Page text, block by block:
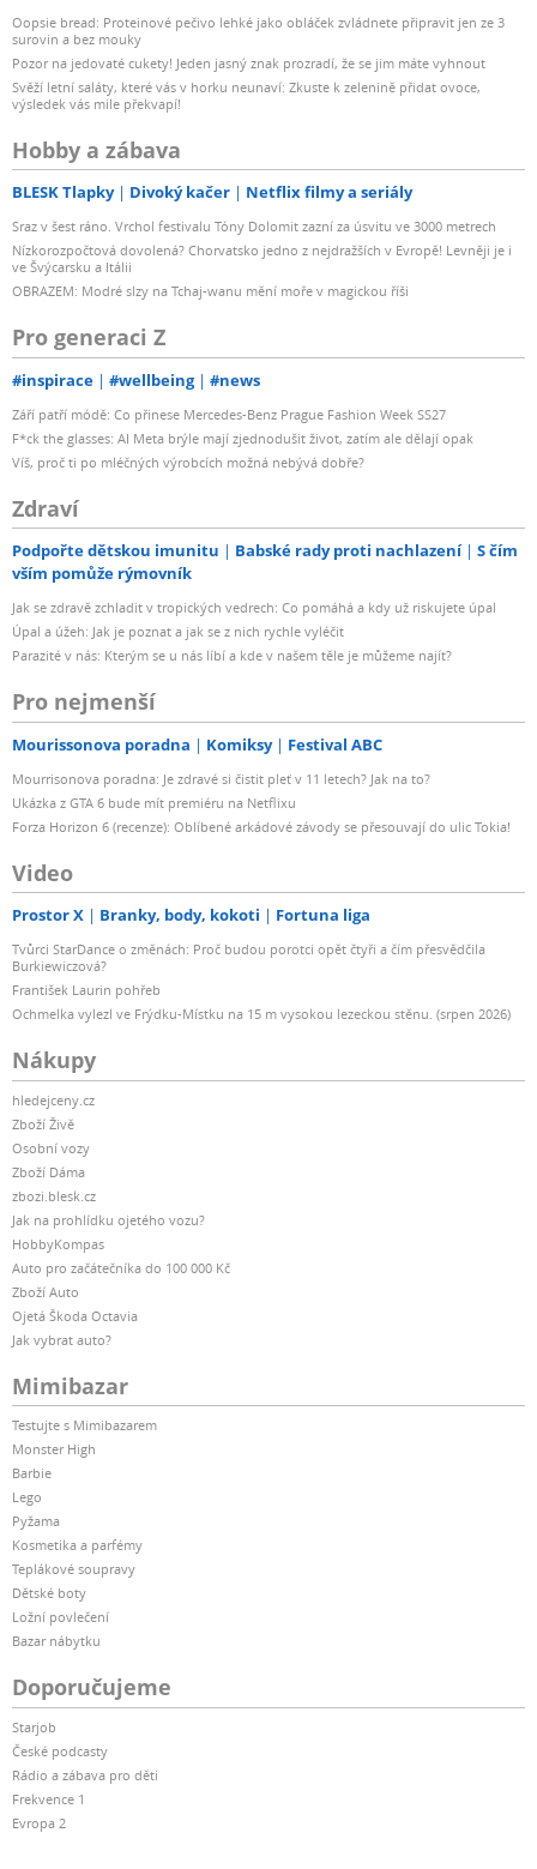
Oopsie bread: Proteinové pečivo lehké jako obláček zvládnete připravit jen ze 3
surovin a bez mouky
Pozor na jedovaté cukety! Jeden jasný znak prozradí, že se jim máte vyhnout
Svěží letní saláty, které vás v horku neunaví: Zkuste k zelenině přidat ovoce,
výsledek vás mile překvapí!
Hobby a zábava
BLESK Tlapky Divoký kačer Netflix filmy a seriály
Sraz v šest ráno. Vrchol festivalu Tóny Dolomit zazní za úsvitu ve 3000 metrech
Nízkorozpočtová dovolená? Chorvatsko jedno z nejdražších v Evropě! Levněji je i
ve Švýcarsku a Itálii
OBRAZEM: Modré slzy na Tchaj-wanu mění moře v magickou říši
Pro generaci Z
#inspirace #wellbeing #news
Září patří módě: Co přinese Mercedes-Benz Prague Fashion Week SS27
F*ck the glasses: AI Meta brýle mají zjednodušit život, zatím ale dělají opak
Víš, proč ti po mléčných výrobcích možná nebývá dobře?
Zdraví
Podpořte dětskou imunitu Babské rady proti nachlazení
S čím
vším pomůže rýmovník
Jak se zdravě zchladit v tropických vedrech: Co pomáhá a kdy už riskujete úpal
Úpal a úžeh: Jak je poznat a jak se z nich rychle vyléčit
Parazité v nás: Kterým se u nás líbí a kde v našem těle je můžeme najít?
Pro nejmenší
Mourissonova poradna Komiksy Festival ABC
Mourrisonova poradna: Je zdravé si čistit pleť v 11 letech? Jak na to?
Ukázka z GTA 6 bude mít premiéru na Netflixu
Forza Horizon 6 (recenze): Oblíbené arkádové závody se přesouvají do ulic Tokia!
Video
Prostor X Branky, body, kokoti Fortuna liga
Tvůrci StarDance o změnách: Proč budou porotci opět čtyři a čím přesvědčila
Burkiewiczová?
František Laurin pohřeb
Ochmelka vylezl ve Frýdku-Místku na 15 m vysokou lezeckou stěnu. (srpen 2026)
Nákupy
hledejceny.cz
Zboží Živě
Osobní vozy
Zboží Dáma
zbozi.blesk.cz
Jak na prohlídku ojetého vozu?
HobbyKompas
Auto pro začátečníka do 100 000 Kč
Zboží Auto
Ojetá Škoda Octavia
Jak vybrat auto?
Mimibazar
Testujte s Mimibazarem
Monster High
Barbie
Lego
Pyžama
Kosmetika a parfémy
Teplákové soupravy
Dětské boty
Ložní povlečení
Bazar nábytku
Doporučujeme
Starjob
České podcasty
Rádio a zábava pro děti
Frekvence 1
Evropa 2